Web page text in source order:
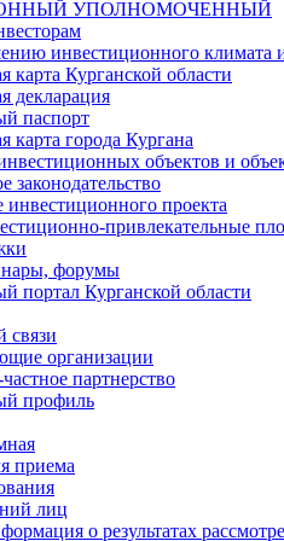
УПОЛНОМОЧЕННЫЙ
инвестиционного климата
карта Курганской области
декларация
паспорт
карта города Кургана
объектов и
законодательство
проекта
привлекательные
форумы
портал Курганской области
связи
организации
партнерство
профиль
приема
лиц
о результатах